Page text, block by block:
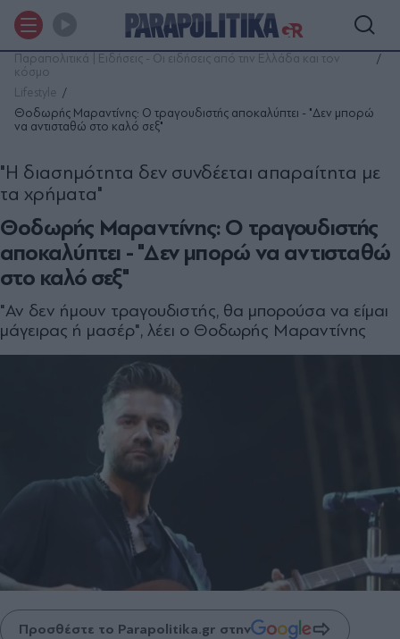
Παραπολιτικά | Ειδήσεις - Οι ειδήσεις από την Ελλάδα και τον
κόσμο
Lifestyle
Θοδωρής Μαραντίνης: Ο τραγουδιστής αποκαλύπτει - "Δεν μπορώ
να αντισταθώ στο καλό σεξ"
Θοδωρής Μαραντίνης: Ο τραγουδιστής
αποκαλύπτει - "Δεν μπορώ να αντισταθώ
στο καλό σεξ"
"Η διασημότητα δεν συνδέεται απαραίτητα με
τα χρήματα"
"Αν δεν ήμουν τραγουδιστής, θα μπορούσα να είμαι
μάγειρας ή μασέρ", λέει ο Θοδωρής Μαραντίνης
Προσθέστε το Parapolitika.gr στην